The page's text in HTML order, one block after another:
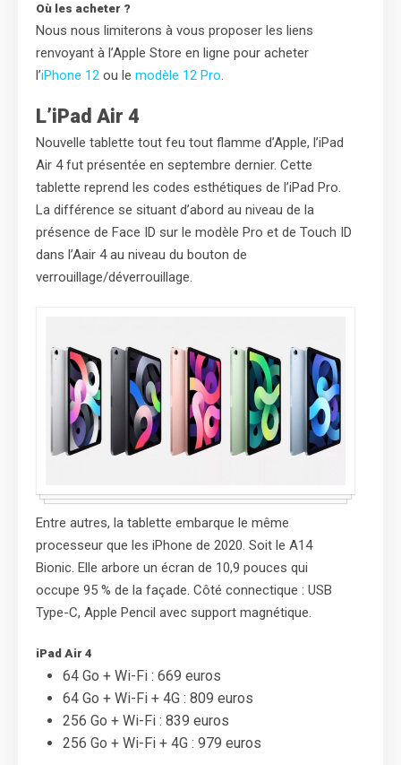
Où les acheter ?
Nous nous limiterons à vous proposer les liens
renvoyant à l’Apple Store en ligne pour acheter
l’iPhone 12 ou le modèle 12 Pro.
L’iPad Air 4
Nouvelle tablette tout feu tout flamme d’Apple, l’iPad
Air 4 fut présentée en septembre dernier. Cette
tablette reprend les codes esthétiques de l’iPad Pro.
La différence se situant d’abord au niveau de la
présence de Face ID sur le modèle Pro et de Touch ID
dans l’Aair 4 au niveau du bouton de
verrouillage/déverrouillage.
Entre autres, la tablette embarque le même
processeur que les iPhone de 2020. Soit le A14
Bionic. Elle arbore un écran de 10,9 pouces qui
occupe 95 % de la façade. Côté connectique : USB
Type-C, Apple Pencil avec support magnétique.
iPad Air 4
64 Go + Wi-Fi : 669 euros
64 Go + Wi-Fi + 4G : 809 euros
256 Go + Wi-Fi : 839 euros
256 Go + Wi-Fi + 4G : 979 euros